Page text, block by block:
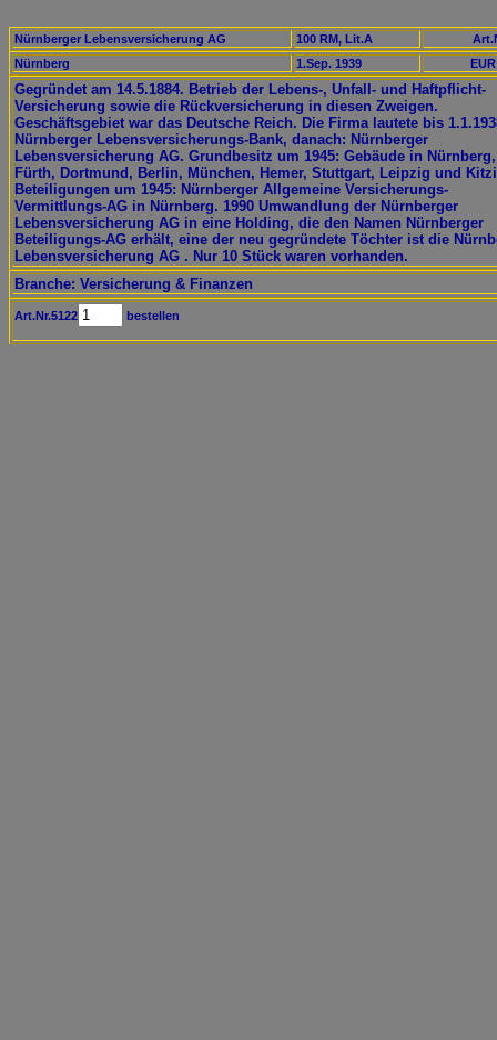
Nürnberger Lebensversicherung AG 100 RM, Lit.A
Nürnberg
1.Sep. 1939
Gegründet am 14.5.1884. Betrieb der Lebens-, Unfall- und Haftpflicht-
Versicherung sowie die Rückversicherung in diesen Zweigen.
Geschäftsgebiet war das Deutsche Reich. Die Firma lautete bis
Nürnberger Lebensversicherungs-Bank, danach: Nürnberger
Lebensversicherung AG. Grundbesitz um 1945: Gebäude in Nürnberg,
Fürth, Dortmund, Berlin, München, Hemer, Stuttgart, Leipzig und
Beteiligungen um 1945: Nürnberger Allgemeine Versicherungs-
Vermittlungs-AG in Nürnberg. 1990 Umwandlung der Nürnberger
Lebensversicherung AG in eine Holding, die den Namen Nürnberger
Beteiligungs-AG erhält, eine der neu gegründete Töchter ist die
Lebensversicherung AG . Nur 10 Stück waren vorhanden.
Branche: Versicherung & Finanzen
Art.Nr.5122 bestellen